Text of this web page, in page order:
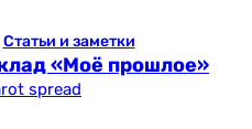
Статьи и заметки
«Моё прошлое»